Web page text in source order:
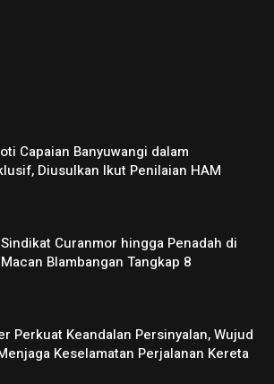
Capaian Banyuwangi dalam
Diusulkan Ikut Penilaian HAM
Curanmor hingga Penadah di
Blambangan Tangkap 8
Perkuat Keandalan Persinyalan, Wujud
Keselamatan Perjalanan Kereta